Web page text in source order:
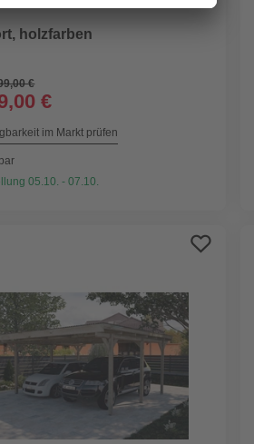
holzfarben
€
€
im Markt prüfen
05.10. - 07.10.